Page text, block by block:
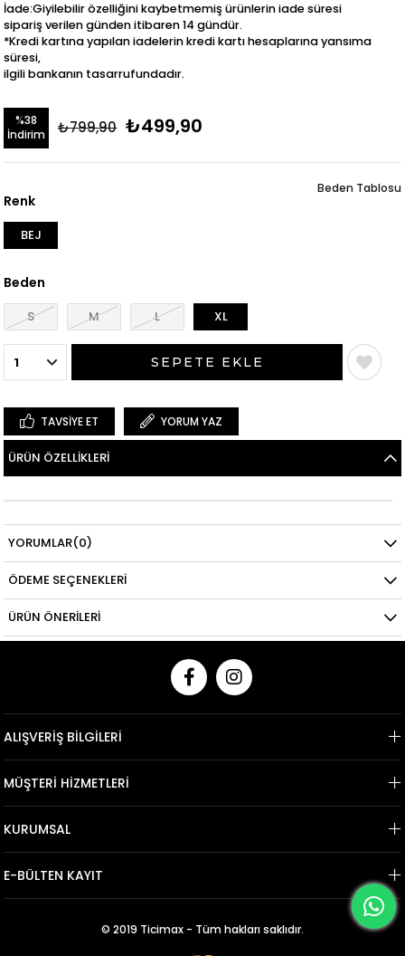
İade:Giyilebilir özelliğini kaybetmemiş ürünlerin iade süresi
sipariş verilen günden itibaren 14 gündür.
*Kredi kartına yapılan iadelerin kredi kartı hesaplarına yansıma
süresi,
ilgili bankanın tasarrufundadır.
%38
İndirim
₺799,90 ₺499,90
Renk
BEJ
Beden
S M L XL
Beden Tablosu
TAVSIYE ET YORUM YAZ
ÜRÜN ÖZELLIKLERI
YORUMLAR(0)
ÖDEME SEÇENEKLERI
ÜRÜN ÖNERILERI
ALIŞVERİŞ BİLGİLERİ
MÜŞTERİ HİZMETLERİ
KURUMSAL
E-BÜLTEN KAYIT
© 2019 Ticimax - Tüm hakları saklıdır.